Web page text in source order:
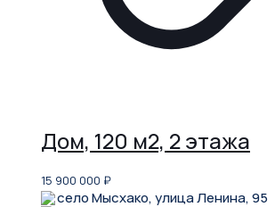
Дом, 120 м2, 2 этажа
15 900 000 ₽
село Мысхако, улица Ленина, 95